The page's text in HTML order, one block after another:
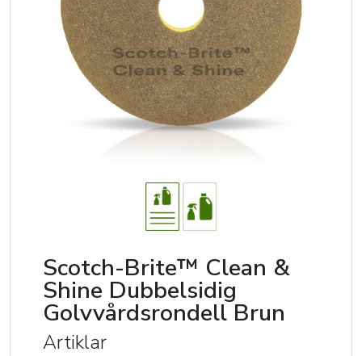
Scotch-Brite™ Clean &
Shine Dubbelsidig
Golvvårdsrondell Brun
Artiklar